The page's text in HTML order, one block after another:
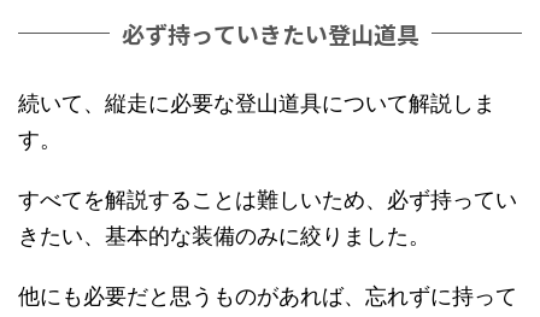
必ず持っていきたい登山道具
続いて、縦走に必要な登山道具について解説しま
す。
すべてを解説することは難しいため、必ず持ってい
きたい、基本的な装備のみに絞りました。
他にも必要だと思うものがあれば、忘れずに持って